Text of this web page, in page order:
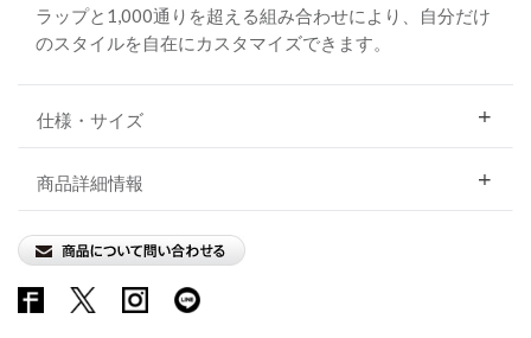
ラップと1,000通りを超える組み合わせにより、自分だけ
のスタイルを自在にカスタマイズできます。
仕様・サイズ
商品詳細情報